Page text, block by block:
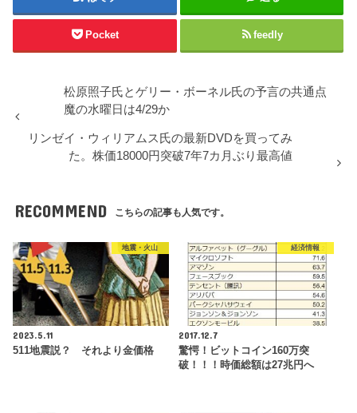
Pocket feedly
松原照子氏とゲリー・ボーネル氏の予言の共通点
魔の水曜日は4/29か
リンゼイ・ウィリアムス氏の最新DVDを買ってみ
た。株価18000円突破7年7カ月ぶり最高値
RECOMMEND こちらの記事も人気です。
地震・火山
2023.5.11
511地震説？ それより金価格
経済情報
2017.12.7
驚愕！ビットコイン160万突
破！！！時価総額は27兆円へ